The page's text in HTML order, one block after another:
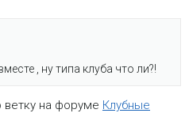
, ну типа клуба что ли?!
на форуме Клубные